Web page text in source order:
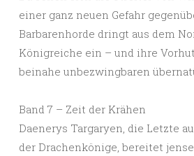
einer ganz neuen Gefahr
Barbarenhorde dringt aus dem
Königreiche ein – und ihre
beinahe unbezwingbaren
Band 7 – Zeit der Krähen
Daenerys Targaryen, die Letzte
der Drachenkönige, bereitet